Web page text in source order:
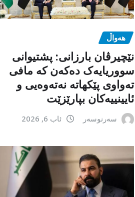
هەواڵ
نێچیرڤان بارزانی: پشتیوانی
سووریایەک دەکەن کە مافی
تەواوی پێکهاتە نەتەوەیی و
ئایینییەکان بپارێزێت
سەرنوسەر ئاب 6, 2026